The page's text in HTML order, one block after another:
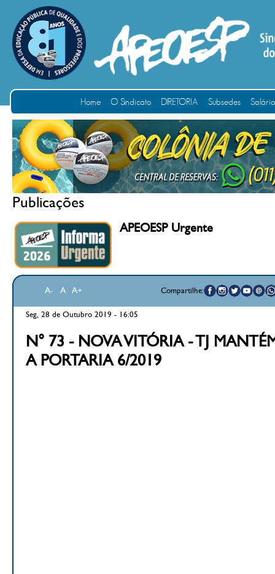
Home O Sindicato DIRETORIA Subsedes
Publicações
APEOESP Urgente
A- A A+ Compartilhe:
Seg, 28 de Outubro 2019 - 16:05
N° 73 - NOVA VITÓRIA - TJ
A PORTARIA 6/2019